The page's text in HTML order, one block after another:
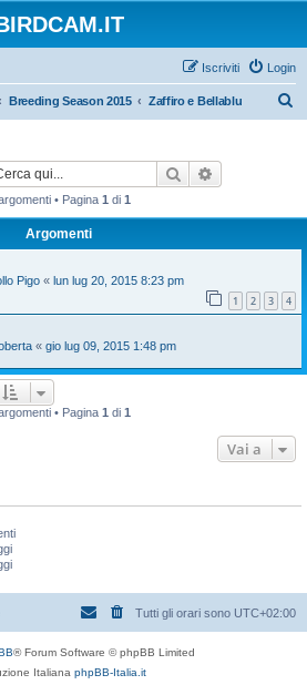
Login
Iscriviti
Breeding Season 2015 Zaffiro e Bellablu
Cerca
• Pagina 1 di 1
Argomenti
Pigo « lun lug 20, 2015 8:23 pm
1 2 3 4
« gio lug 09, 2015 1:48 pm
• Pagina 1 di 1
Vai a
Tutti gli orari sono UTC+02:00
® Forum Software © phpBB Limited
Italiana phpBB-Italia.it